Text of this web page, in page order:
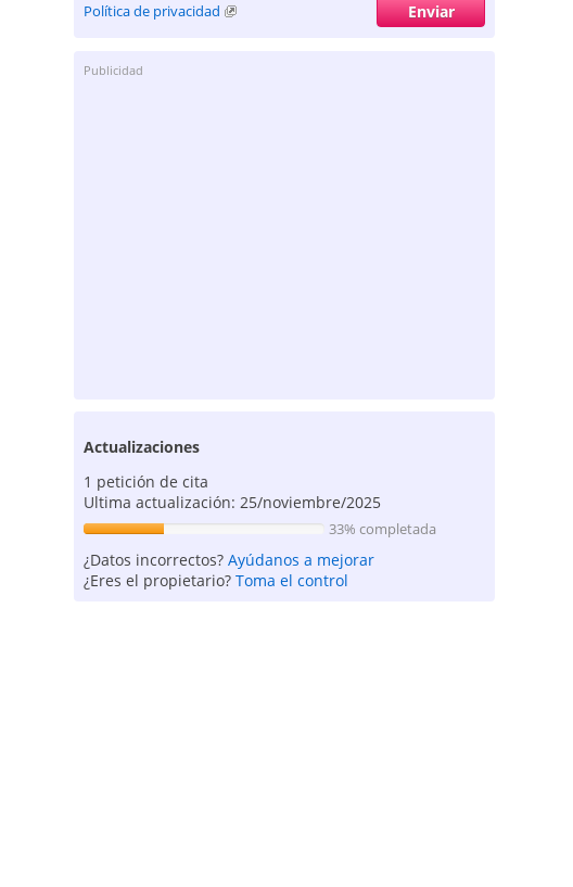
Política de privacidad
Publicidad
Actualizaciones
1 petición de cita
Ultima actualización: 25/noviembre/2025
33% completada
¿Datos incorrectos?Ayúdanos a mejorar
¿Eres el propietario?Toma el control